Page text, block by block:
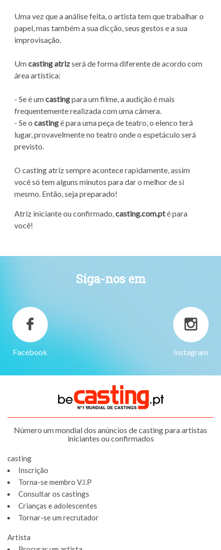
Uma vez que a análise feita, o artista tem que trabalhar o
papel, mas também a sua dicção, seus gestos e a sua
improvisação.
Umcasting atrizserá de forma diferente de acordo com
área artística:
- Se é umcastingpara um filme, a audição é mais
frequentemente realizada com uma câmera.
- Se o castingé para uma peça de teatro, o elenco terá
lugar, provavelmente no teatro onde o espetáculo será
previsto.
O casting atriz sempre acontece rapidamente, assim
você só tem alguns minutos para dar o melhor de si
mesmo. Então, seja preparado!
Atriz iniciante ou confirmado, casting.com.pté para
você!
Siga-nos em
Facebook Instagram
Número um mondial dos anúncios de casting para artistas
iniciantes ou confirmados
casting
Inscrição
Torna-se membro V.I.P
Consultar os castings
Crianças e adolescentes
Tornar-se um recrutador
Artista